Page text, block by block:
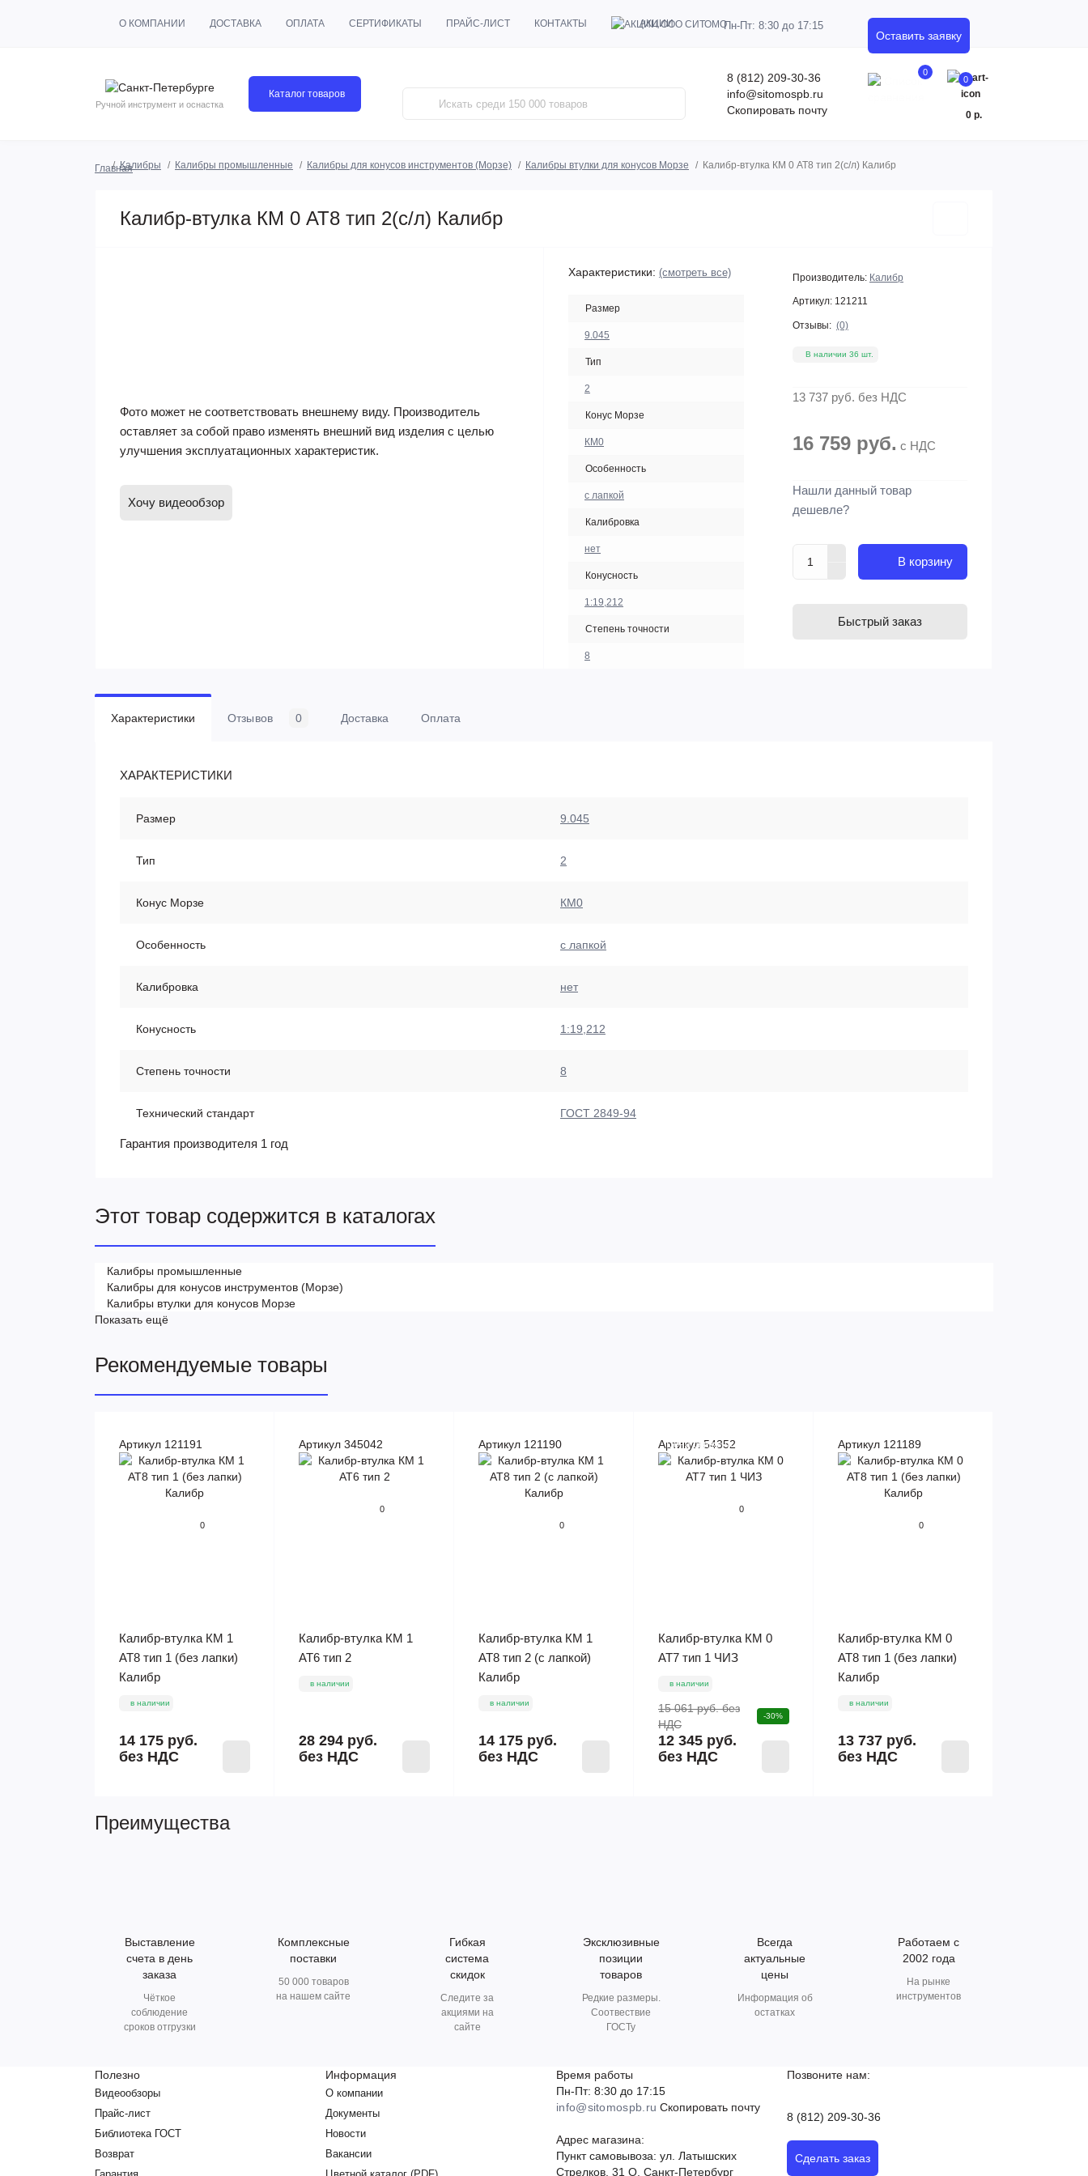
О КОМПАНИИ ДОСТАВКА ОПЛАТА СЕРТИФИКАТЫ ПРАЙС-ЛИСТ КОНТАКТЫ АКЦИИ Пн-Пт: 8:30 до 17:15
Оставить заявку
Ручной инструмент и оснастка
Каталог товаров
8 (812) 209-30-36
info@sitomospb.ru
Скопировать почту
0
0
0 р.
ГлавнаяКалибры Калибры промышленные Калибры для конусов инструментов (Морзе) Калибры втулки для конусов Морзе Калибр-втулка КМ 0 АТ8 тип 2(с/л) Калибр
Калибр-втулка КМ 0 АТ8 тип 2(с/л) Калибр
Фото может не соответствовать внешнему виду. Производитель
оставляет за собой право изменять внешний вид изделия с целью
улучшения эксплуатационных характеристик.
Хочу видеообзор
Характеристики: (смотреть все)
Размер
9.045
Тип
2
Конус Морзе
КМ0
Особенность
с лапкой
Калибровка
нет
Конусность
1:19,212
Степень точности
8
Производитель: Калибр
Артикул: 121211
Отзывы: (0)
В наличии 36 шт.
13 737 руб. без НДС
16 759 руб. с НДС
Нашли данный товар
дешевле?
В корзину
Быстрый заказ
Характеристики Отзывов 0 Доставка Оплата
ХАРАКТЕРИСТИКИ
Размер 9.045
Тип 2
Конус Морзе КМ0
Особенность с лапкой
Калибровка нет
Конусность 1:19,212
Степень точности 8
Технический стандарт ГОСТ 2849-94
Гарантия производителя 1 год
Этот товар содержится в каталогах
Калибры промышленные
Калибры для конусов инструментов (Морзе)
Калибры втулки для конусов Морзе
Показать ещё
Рекомендуемые товары
Артикул 121191
0
Калибр-втулка КМ 1
АТ8 тип 1 (без лапки)
Калибр
в наличии
14 175 руб.
без НДС
Артикул 345042
0
Калибр-втулка КМ 1
АТ6 тип 2
в наличии
28 294 руб.
без НДС
Артикул 121190
0
Калибр-втулка КМ 1
АТ8 тип 2 (с лапкой)
Калибр
в наличии
14 175 руб.
без НДС
Артикул 54352
Цена снижена
0
Калибр-втулка КМ 0
АТ7 тип 1 ЧИЗ
в наличии
15 061 руб.без
НДС
-30%
12 345 руб.
без НДС
Артикул 121189
0
Калибр-втулка КМ 0
АТ8 тип 1 (без лапки)
Калибр
в наличии
13 737 руб.
без НДС
Преимущества
Выставление
счета в день
заказа
Чёткое
соблюдение
сроков отгрузки
Комплексные
поставки
50 000 товаров
на нашем сайте
Гибкая
система
скидок
Следите за
акциями на
сайте
Эксклюзивные
позиции
товаров
Редкие размеры.
Соотвествие
ГОСТу
Всегда
актуальные
цены
Информация об
остатках
Работаем с
2002 года
На рынке
инструментов
Полезно
Видеообзоры
Прайс-лист
Библиотека ГОСТ
Возврат
Информация
О компании
Документы
Новости
Вакансии
Время работы
Пн-Пт: 8:30 до 17:15
info@sitomospb.ru Скопировать почту
Адрес магазина:
Пункт самовывоза: ул. Латышских
Стрелков, 31 О, Санкт-Петербург
Позвоните нам:
8 (812) 209-30-36
Сделать заказ